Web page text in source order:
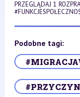
PRZEGLĄDAJ 1
Podobne tagi: